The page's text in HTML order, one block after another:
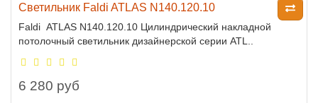
Светильник Faldi ATLAS N140.120.10
Faldi ATLAS N140.120.10 Цилиндрический накладной
потолочный светильник дизайнерской серии ATL..
6 280 руб